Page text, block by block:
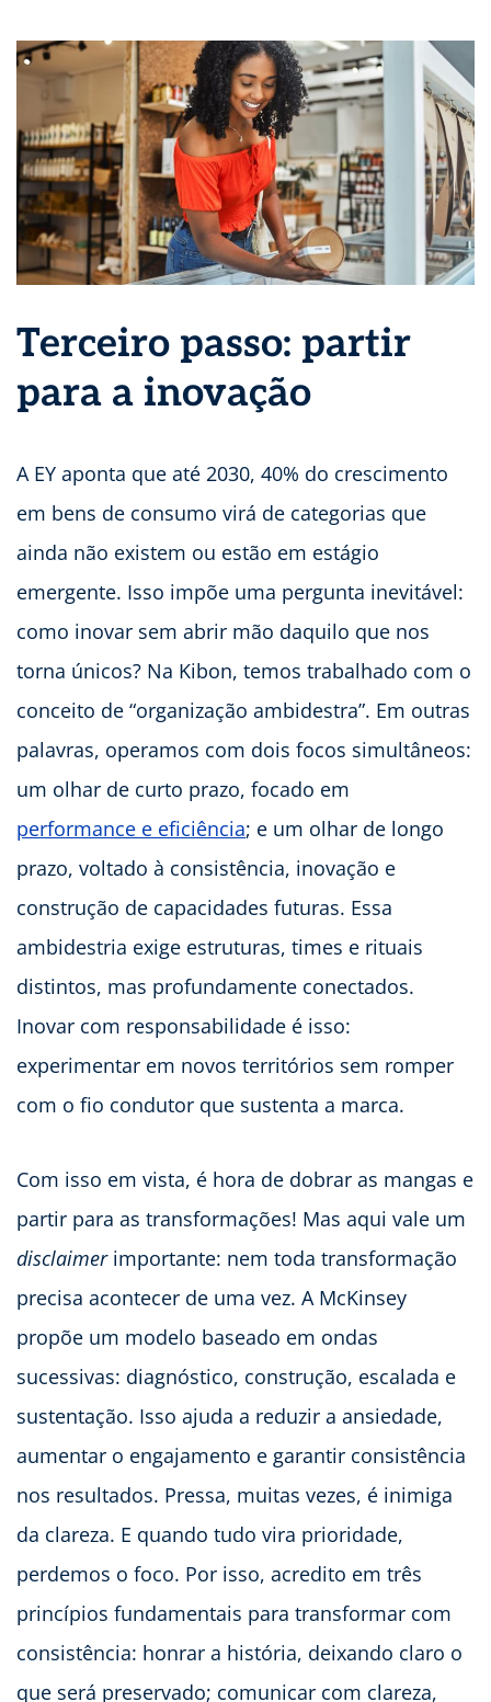
Terceiro passo: partir
para a inovação
A EY aponta que até 2030, 40% do crescimento
em bens de consumo virá de categorias que
ainda não existem ou estão em estágio
emergente. Isso impõe uma pergunta inevitável:
como inovar sem abrir mão daquilo que nos
torna únicos? Na Kibon, temos trabalhado com o
conceito de “organização ambidestra”. Em outras
palavras, operamos com dois focos simultâneos:
um olhar de curto prazo, focado em
performance e eficiência; e um olhar de longo
prazo, voltado à consistência, inovação e
construção de capacidades futuras. Essa
ambidestria exige estruturas, times e rituais
distintos, mas profundamente conectados.
Inovar com responsabilidade é isso:
experimentar em novos territórios sem romper
com o fio condutor que sustenta a marca.
Com isso em vista, é hora de dobrar as mangas e
partir para as transformações! Mas aqui vale um
disclaimerimportante: nem toda transformação
precisa acontecer de uma vez. A McKinsey
propõe um modelo baseado em ondas
sucessivas: diagnóstico, construção, escalada e
sustentação. Isso ajuda a reduzir a ansiedade,
aumentar o engajamento e garantir consistência
nos resultados. Pressa, muitas vezes, é inimiga
da clareza. E quando tudo vira prioridade,
perdemos o foco. Por isso, acredito em três
princípios fundamentais para transformar com
consistência: honrar a história, deixando claro o
que será preservado; comunicar com clareza,